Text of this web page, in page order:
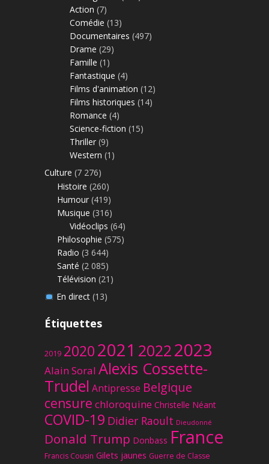
Action (7)
Comédie (13)
Documentaires (497)
Drame (29)
Famille (1)
Fantastique (4)
Films d'animation (12)
Films historiques (14)
Romance (4)
Science-fiction (15)
Thriller (9)
Western (1)
Culture (7 276)
Histoire (260)
Humour (419)
Musique (316)
Vidéoclips (64)
Philosophie (575)
Radio (3 644)
Santé (2 085)
Télévision (21)
En direct(13)
Étiquettes
2019 20202021 20222023
Alain Soral Alexis Cossette-
Trudel Antipresse Belgique
censure chloroquine Christelle Néant
COVID-19 Didier Raoult Dieudonné
Donald Trump Donbass France
Francis Cousin Gilets jaunes Guerre de Classe